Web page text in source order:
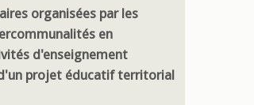
organisées par les
en
d'enseignement
projet éducatif territorial